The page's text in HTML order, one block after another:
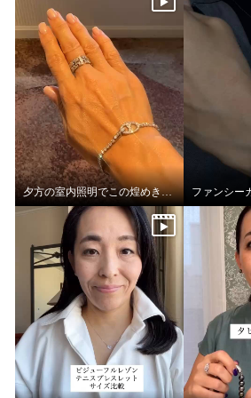
夕方の室内照明でこの煌めき…！